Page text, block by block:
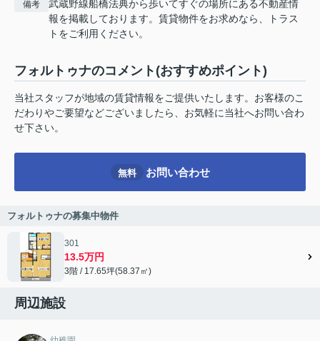
備考
武蔵野線船橋法典から歩いてすぐの場所にある不動産情
報を掲載しております。賃貸物件をお求めなら、トラス
トをご利用ください。
フォルトゥナのコメント(おすすめポイント)
当社スタッフが地域の賃貸情報をご提供いたします。お客様のこ
だわりやご要望などございましたら、お気軽に当社へお問い合わ
せ下さい。
無料 お問い合わせ
フォルトゥナの募集中物件
301
13.5万円
3階 / 17.65坪(58.37㎡)
周辺施設